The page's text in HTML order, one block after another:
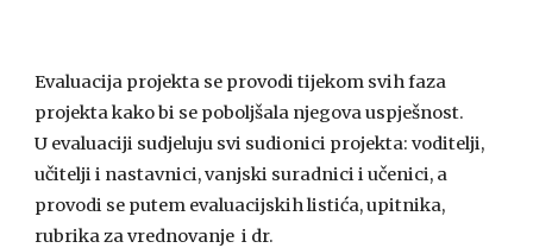
Evaluacija projekta se provodi tijekom svih faza
projekta kako bi se poboljšala njegova uspješnost.
U evaluaciji sudjeluju svi sudionici projekta: voditelji,
učitelji i nastavnici, vanjski suradnici i učenici, a
provodi se putem evaluacijskih listića, upitnika,
rubrika za vrednovanje  i dr.